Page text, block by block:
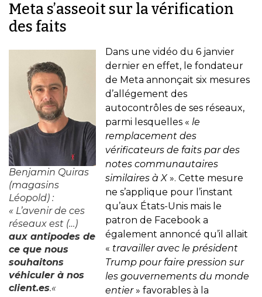
Meta s’asseoit sur la vérification
des faits
Benjamin Quiras
(magasins
Léopold) :
« L’avenir de ces
réseaux est (…)
aux antipodes de
ce que nous
souhaitons
véhiculer à nos
client.es.«
Dans une vidéo du 6 janvier
dernier en effet, le fondateur
de Meta annonçait six mesures
d’allégement des
autocontrôles de ses réseaux,
parmi lesquelles « le
remplacement des
vérificateurs de faits par des
notes communautaires
similaires à X ». Cette mesure
ne s’applique pour l’instant
qu’aux États-Unis mais le
patron de Facebook a
également annoncé qu’il allait
« travailler avec le président
Trump pour faire pression sur
les gouvernements du monde
entier» favorables à la